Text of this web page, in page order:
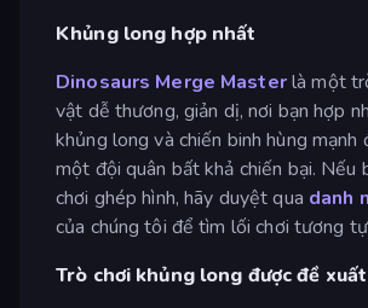
Khủng long hợp nhất
Dinosaurs Merge Masterlà một
vật dễ thương, giản dị, nơi bạn hợp
khủng long và chiến binh hùng mạnh
một đội quân bất khả chiến bại. Nếu
chơi ghép hình, hãy duyệt qua danh
của chúng tôi để tìm lối chơi tương
Trò chơi khủng long được đề xuất